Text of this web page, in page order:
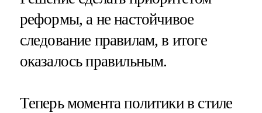
реформы, а не настойчивое
следование правилам, в итоге
оказалось правильным.
Теперь момента политики в стиле